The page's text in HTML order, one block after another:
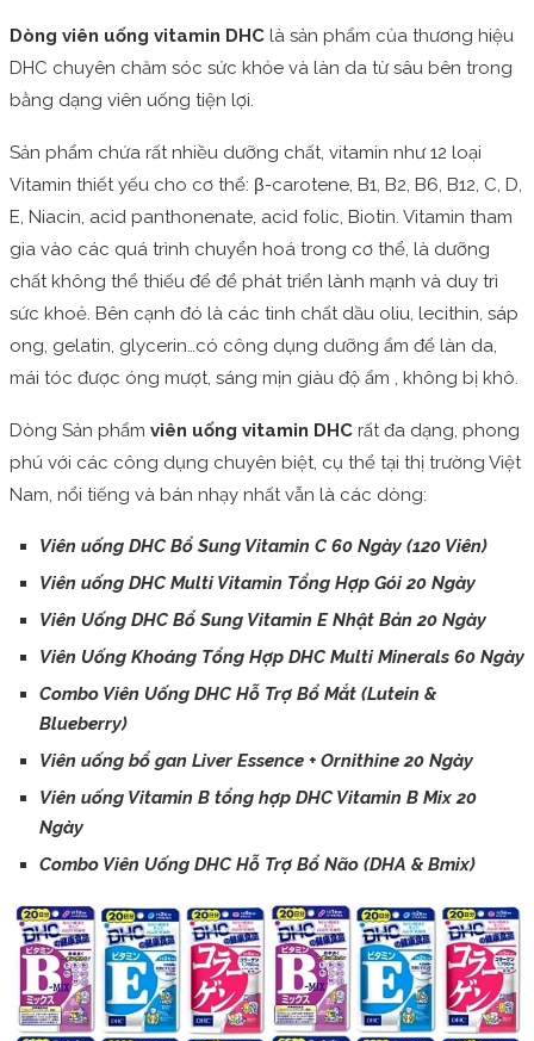
Dòng viên uống vitamin DHC là sản phẩm của thương hiệu
DHC chuyên chăm sóc sức khỏe và làn da từ sâu bên trong
bằng dạng viên uống tiện lợi.
Sản phẩm chứa rất nhiều dưỡng chất, vitamin như 12 loại
Vitamin thiết yếu cho cơ thể: β-carotene, B1, B2, B6, B12, C, D,
E, Niacin, acid panthonenate, acid folic, Biotin. Vitamin tham
gia vào các quá trình chuyển hoá trong cơ thể, là dưỡng
chất không thể thiếu để để phát triển lành mạnh và duy trì
sức khoẻ. Bên cạnh đó là các tinh chất dầu oliu, lecithin, sáp
ong, gelatin, glycerin…có công dụng dưỡng ẩm để làn da,
mái tóc được óng mượt, sáng mịn giàu độ ẩm , không bị khô.
Dòng Sản phẩm viên uống vitamin DHC rất đa dạng, phong
phú với các công dụng chuyên biệt, cụ thể tại thị trường Việt
Nam, nổi tiếng và bán nhạy nhất vẫn là các dòng:
Viên uống DHC Bổ Sung Vitamin C 60 Ngày (120 Viên)
Viên uống DHC Multi Vitamin Tổng Hợp Gói 20 Ngày
Viên Uống DHC Bổ Sung Vitamin E Nhật Bản 20 Ngày
Viên Uống Khoáng Tổng Hợp DHC Multi Minerals 60 Ngày
Combo Viên Uống DHC Hỗ Trợ Bổ Mắt (Lutein &
Blueberry)
Viên uống bổ gan Liver Essence + Ornithine 20 Ngày
Viên uống Vitamin B tổng hợp DHC Vitamin B Mix 20
Ngày
Combo Viên Uống DHC Hỗ Trợ Bổ Não (DHA & Bmix)